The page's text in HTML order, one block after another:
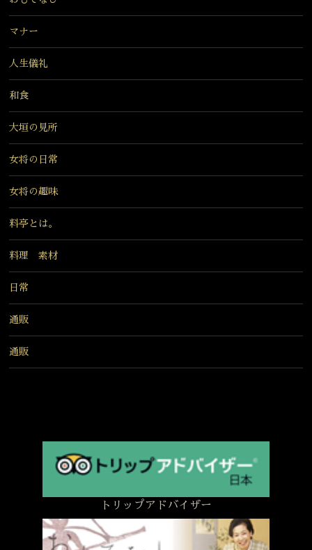
マナー
人生儀礼
和食
大垣の見所
女将の日常
女将の趣味
料亭とは。
料理 素材
日常
通販
通販
トリップアドバイザー